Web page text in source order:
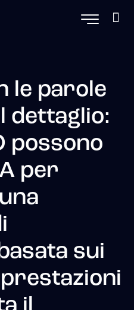
le parole
dettaglio:
possono
per
sui